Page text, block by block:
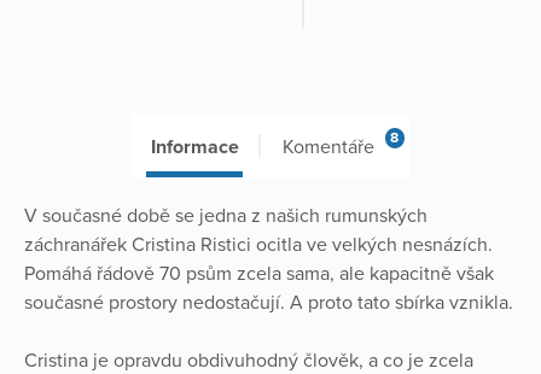
Informace Komentáře 8
V současné době se jedna z našich rumunských
záchranářek Cristina Ristici ocitla ve velkých nesnázích.
Pomáhá řádově 70 psům zcela sama, ale kapacitně však
současné prostory nedostačují. A proto tato sbírka vznikla.
Cristina je opravdu obdivuhodný člověk, a co je zcela